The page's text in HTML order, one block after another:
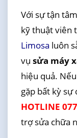
Với sự tận
kỹ thuật viên
Limosa luôn
vụ sửa máy
hiệu quả.
gặp bất kỳ sự
HOTLINE
trợ sửa chữa